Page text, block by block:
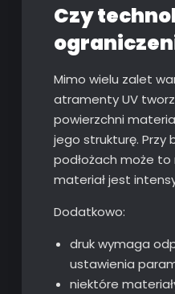
Czy
Mimo wielu zalet
atramenty UV
powierzchni
jego strukturę. Przy
podłożach może to
materiał jest
Dodatkowo:
druk wymaga
ustawienia
niektóre